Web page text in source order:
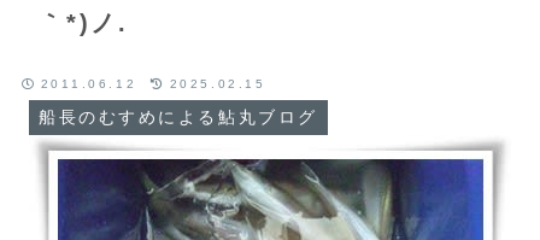
｀*)ノ.
船長のむすめによる鮎丸ブログ
2011.06.12 2025.02.15